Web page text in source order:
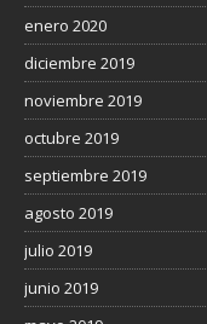
enero 2020
diciembre 2019
noviembre 2019
octubre 2019
septiembre 2019
agosto 2019
julio 2019
junio 2019